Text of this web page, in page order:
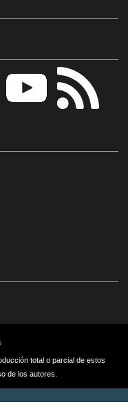
total o parcial de estos
de los autores.